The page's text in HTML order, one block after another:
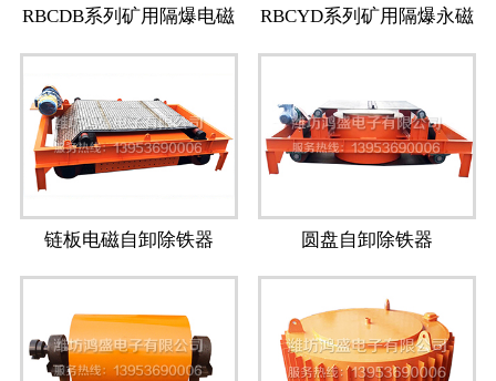
RBCDB系列矿用隔爆电磁
除铁器
RBCYD系列矿用隔爆永磁
除铁器
链板电磁自卸除铁器 圆盘自卸除铁器